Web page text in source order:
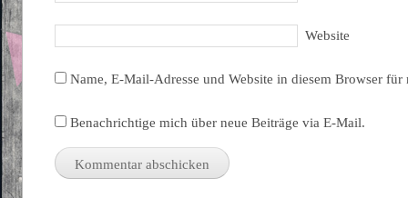
Website
Name, E-Mail-Adresse und Website in diesem Browser
Benachrichtige mich über neue Beiträge via E-Mail.